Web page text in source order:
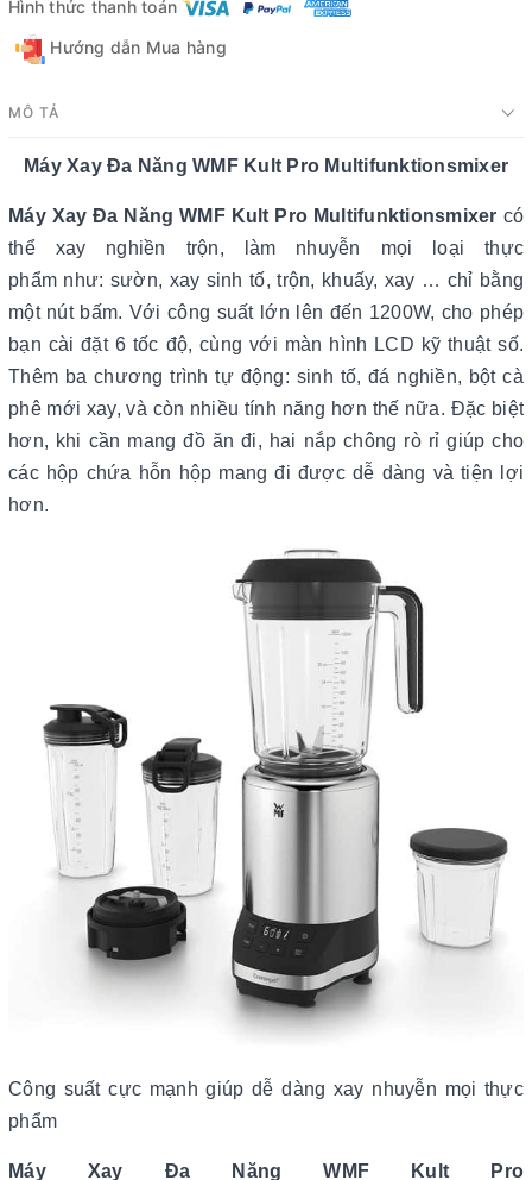
Hình thức thanh toán
Hướng dẫn Mua hàng
MÔ TẢ
Máy Xay Đa Năng WMF Kult Pro Multifunktionsmixer
Máy Xay Đa Năng WMF Kult Pro Multifunktionsmixer có
thể xay nghiền trộn, làm nhuyễn mọi loại thực
phẩm như: sườn, xay sinh tố, trộn, khuấy, xay … chỉ bằng
một nút bấm. Với công suất lớn lên đến 1200W, cho phép
bạn cài đặt 6 tốc độ, cùng với màn hình LCD kỹ thuật số.
Thêm ba chương trình tự động: sinh tố, đá nghiền, bột cà
phê mới xay, và còn nhiều tính năng hơn thế nữa. Đặc biệt
hơn, khi cần mang đồ ăn đi, hai nắp chông rò rỉ giúp cho
các hộp chứa hỗn hộp mang đi được dễ dàng và tiện lợi
hơn.
Công suất cực mạnh giúp dễ dàng xay nhuyễn mọi thực
phẩm
Máy Xay Đa Năng WMF Kult Pro